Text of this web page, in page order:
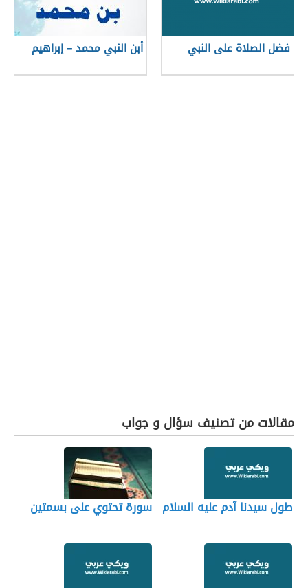
فضل الصلاة على النبي أبن النبي محمد – إبراهيم
مقالات من تصنيف سؤال و جواب
طول سيدنا آدم عليه السلام سورة تحتوي على بسمتين